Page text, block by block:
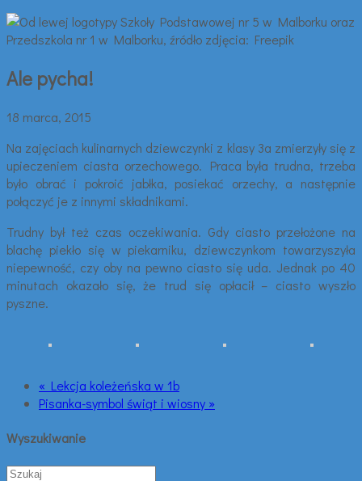
Ale pycha!
18 marca, 2015
Na zajęciach kulinarnych dziewczynki z klasy 3a zmierzyły się z
upieczeniem ciasta orzechowego. Praca była trudna, trzeba
było obrać i pokroić jabłka, posiekać orzechy, a następnie
połączyć je z innymi składnikami.
Trudny był też czas oczekiwania. Gdy ciasto przełożone na
blachę piekło się w piekarniku, dziewczynkom towarzyszyła
niepewność, czy oby na pewno ciasto się uda. Jednak po 40
minutach okazało się, że trud się opłacił – ciasto wyszło
pyszne.
« Lekcja koleżeńska w 1b
Pisanka-symbol świąt i wiosny »
Wyszukiwanie